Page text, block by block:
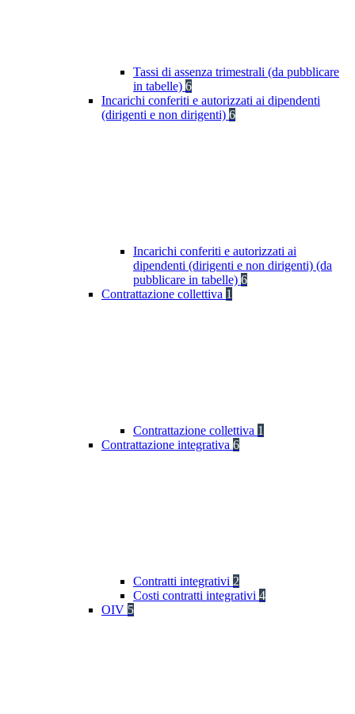
Tassi di assenza trimestrali (da pubblicare
in tabelle) 6
Incarichi conferiti e autorizzati ai dipendenti
(dirigenti e non dirigenti) 6
Incarichi conferiti e autorizzati ai
dipendenti (dirigenti e non dirigenti) (da
pubblicare in tabelle) 6
Contrattazione collettiva 1
Contrattazione collettiva 1
Contrattazione integrativa 6
Contratti integrativi 2
Costi contratti integrativi 4
OIV 5